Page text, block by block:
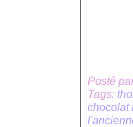
Posté
Tags:
chocolat